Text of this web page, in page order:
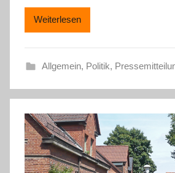
Weiterlesen
Allgemein, Politik,